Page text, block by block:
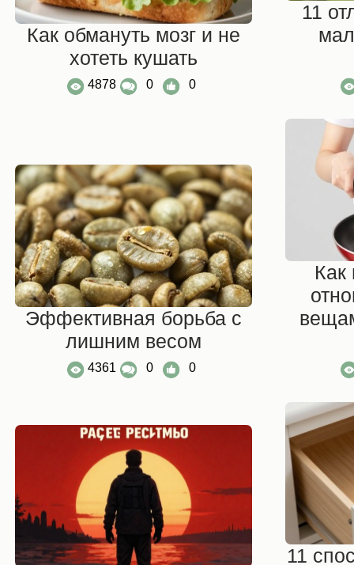
Как обмануть мозг и не
хотеть кушать
4878 0 0
11
Эффективная борьба с
лишним весом
4361 0 0
Как
11